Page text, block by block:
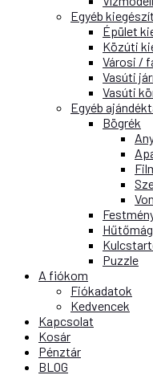
Egyéb
Épület
Közúti
Városi /
Vasúti
Vasúti
Egyéb
Bögrék
Puzzle
A fiókom
Fiókadatok
Kedvencek
Kapcsolat
Kosár
Pénztár
BLOG